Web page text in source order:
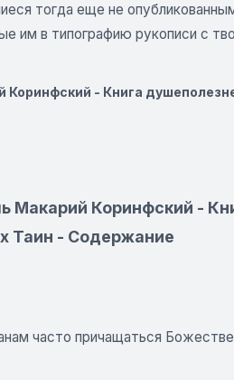
тогда еще не
им в типографию рукописи с
- Книга
Макарий Коринфский -
Таин - Содержание
часто причащаться